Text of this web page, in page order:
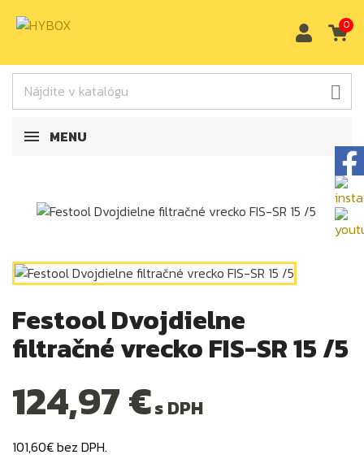

0
MENU
Festool Dvojdielne
filtračné vrecko FIS-SR 15 /5
124,97 €s DPH
101,60€ bez DPH.